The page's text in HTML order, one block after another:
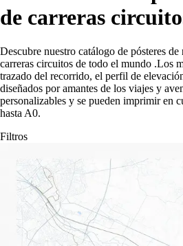
de carreras
Descubre nuestro catálogo de pósteres
carreras circuitos de todo el mundo .Los
trazado del recorrido, el perfil de
diseñados por amantes de los viajes y
personalizables y se pueden imprimir en
hasta A0.
Filtros